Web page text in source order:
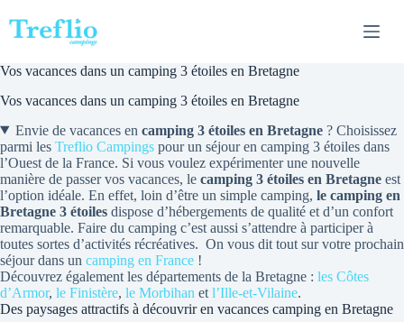
au
contenu
Vos vacances dans un camping 3 étoiles en Bretagne
Vos vacances dans un camping 3 étoiles en Bretagne
Envie de vacances en camping 3 étoiles en Bretagne? Choisissez
parmi les Treflio Campings pour un séjour en camping 3 étoiles dans
l’Ouest de la France. Si vous voulez expérimenter une nouvelle
manière de passer vos vacances, le camping 3 étoiles en Bretagne est
l’option idéale. En effet, loin d’être un simple camping, le camping en
Bretagne 3 étoiles dispose d’hébergements de qualité et d’un confort
remarquable. Faire du camping c’est aussi s’attendre à participer à
toutes sortes d’activités récréatives. On vous dit tout sur votre prochain
séjour dans un camping en France !
Découvrez également les départements de la Bretagne : les Côtes
d’Armor, le Finistère, le Morbihan et l’Ille-et-Vilaine.
Des paysages attractifs à découvrir en vacances camping en Bretagne